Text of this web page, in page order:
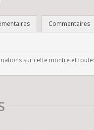
Commentaires
sur cette montre et